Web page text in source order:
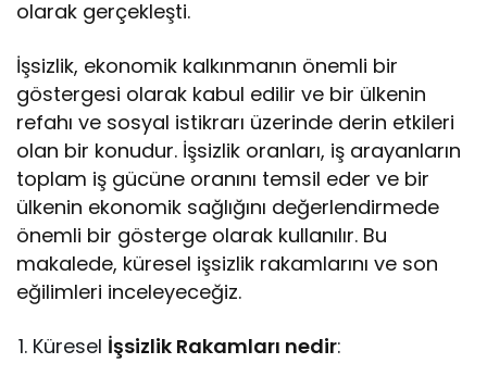
olarak gerçekleşti.
İşsizlik, ekonomik kalkınmanın önemli bir
göstergesi olarak kabul edilir ve bir ülkenin
refahı ve sosyal istikrarı üzerinde derin etkileri
olan bir konudur. İşsizlik oranları, iş arayanların
toplam iş gücüne oranını temsil eder ve bir
ülkenin ekonomik sağlığını değerlendirmede
önemli bir gösterge olarak kullanılır. Bu
makalede, küresel işsizlik rakamlarını ve son
eğilimleri inceleyeceğiz.
Küresel İşsizlik Rakamları nedir: